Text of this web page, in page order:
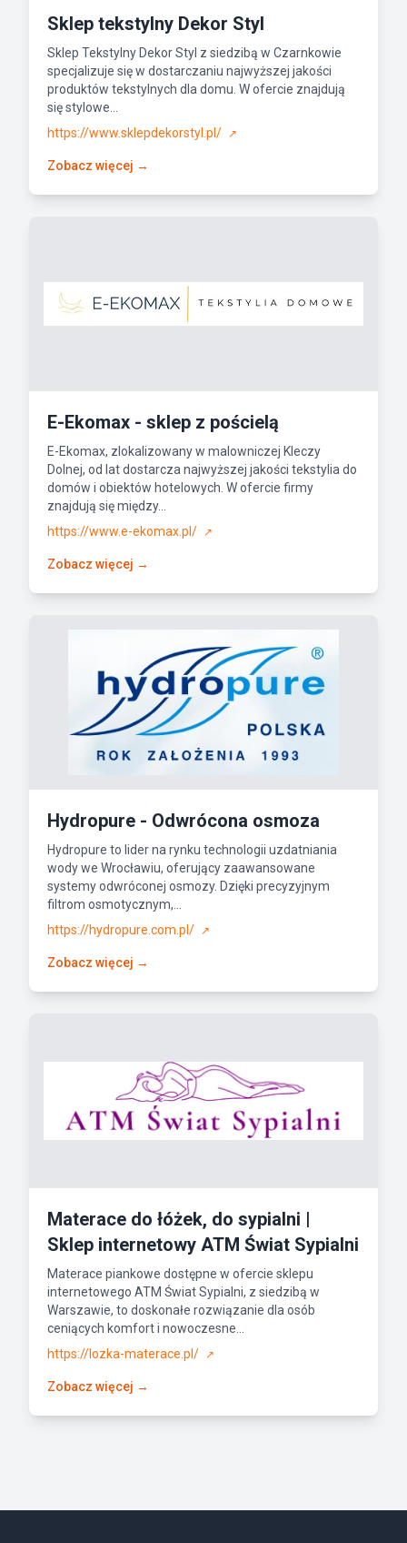
Sklep tekstylny Dekor Styl
Sklep Tekstylny Dekor Styl z siedzibą w Czarnkowie
specjalizuje się w dostarczaniu najwyższej jakości
produktów tekstylnych dla domu. W ofercie znajdują
się stylowe...
https://www.sklepdekorstyl.pl/
↗
Zobacz więcej →
E-Ekomax - sklep z pościelą
E-Ekomax, zlokalizowany w malowniczej Kleczy
Dolnej, od lat dostarcza najwyższej jakości tekstylia do
domów i obiektów hotelowych. W ofercie firmy
znajdują się między...
https://www.e-ekomax.pl/
↗
Zobacz więcej →
Hydropure - Odwrócona osmoza
Hydropure to lider na rynku technologii uzdatniania
wody we Wrocławiu, oferujący zaawansowane
systemy odwróconej osmozy. Dzięki precyzyjnym
filtrom osmotycznym,...
https://hydropure.com.pl/
↗
Zobacz więcej →
Materace do łóżek, do sypialni |
Sklep internetowy ATM Świat Sypialni
Materace piankowe dostępne w ofercie sklepu
internetowego ATM Świat Sypialni, z siedzibą w
Warszawie, to doskonałe rozwiązanie dla osób
ceniących komfort i nowoczesne...
https://lozka-materace.pl/
↗
Zobacz więcej →